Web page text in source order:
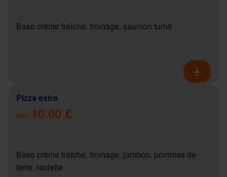
Base crème fraîche, fromage, saumon fumé
Pizza extra
Dès 10.00 €
Base crème fraîche, fromage, jambon, pommes de
terre, raclette